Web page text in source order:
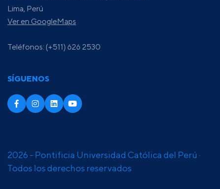
Lima, Perú
Ver en GoogleMaps
Teléfonos: (+511) 626 2530
SÍGUENOS
2026 - Pontificia Universidad Católica del Perú ·
Todos los derechos reservados